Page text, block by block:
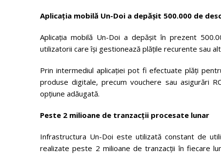
Aplicația mobilă Un-Doi a depășit 500.000 de
Aplicația mobilă Un-Doi a depășit în prezent
utilizatorii care își gestionează plățile recurente sau
Prin intermediul aplicației pot fi efectuate plăți
produse digitale, precum vouchere sau asigurări
opțiune adăugată.
Peste 2 milioane de tranzacții procesate lunar
Infrastructura Un-Doi este utilizată constant de
realizate peste 2 milioane de tranzacții în fiecare